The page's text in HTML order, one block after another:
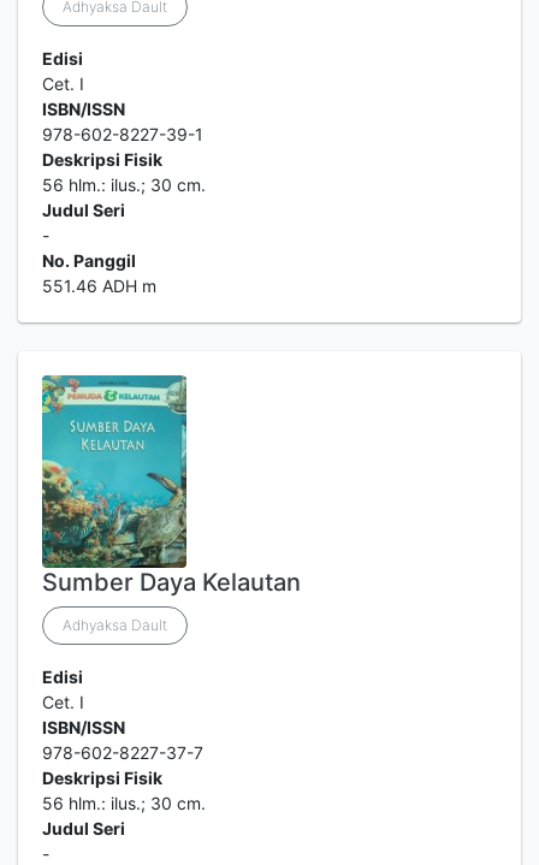
Adhyaksa Dault
Edisi
Cet. I
ISBN/ISSN
978-602-8227-39-1
Deskripsi Fisik
56 hlm.: ilus.; 30 cm.
Judul Seri
-
No. Panggil
551.46 ADH m
Sumber Daya Kelautan
Adhyaksa Dault
Edisi
Cet. I
ISBN/ISSN
978-602-8227-37-7
Deskripsi Fisik
56 hlm.: ilus.; 30 cm.
Judul Seri
-